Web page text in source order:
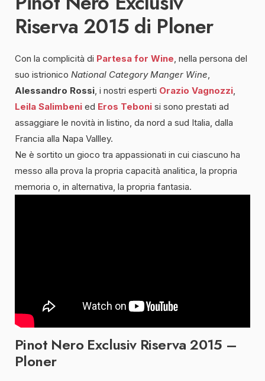
Riserva 2015 di Ploner
Con la complicità di Partesa for Wine, nella persona del
suo istrionico National Category Manger Wine,
Alessandro Rossi, i nostri esperti Orazio Vagnozzi,
Leila Salimbeni ed Eros Teboni si sono prestati ad
assaggiare le novità in listino, da nord a sud Italia, dalla
Francia alla Napa Vallley.
Ne è sortito un gioco tra appassionati in cui ciascuno ha
messo alla prova la propria capacità analitica, la propria
memoria o, in alternativa, la propria fantasia.
Pinot Nero Exclusiv Riserva 2015 –
Ploner